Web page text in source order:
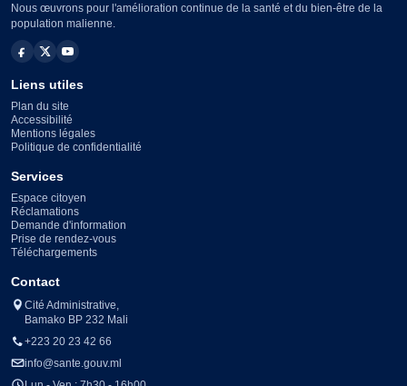
Nous œuvrons pour l'amélioration continue de la santé et du bien-être de la
population malienne.
Liens utiles
Plan du site
Accessibilité
Mentions légales
Politique de confidentialité
Services
Espace citoyen
Réclamations
Demande d'information
Prise de rendez-vous
Téléchargements
Contact
Cité Administrative,
Bamako BP 232 Mali
+223 20 23 42 66
info@sante.gouv.ml